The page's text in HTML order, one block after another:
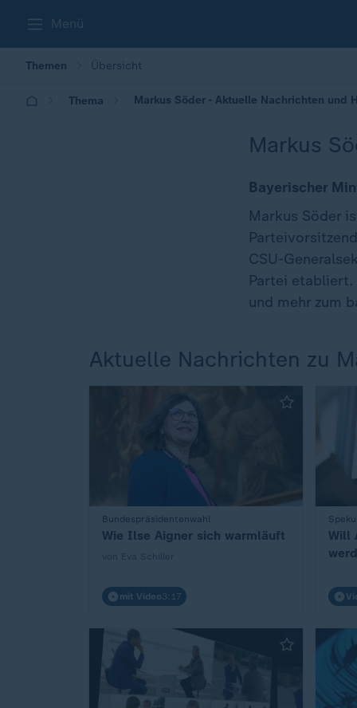
Menü
Themen Übersicht
Thema Markus Söder - Aktuelle Nachrichten und
Markus
Bayerischer
Markus Söder
CSU-
Partei etabliert.
und mehr zum
Aktuelle Nachrichten zu
Bundespräsidentenwahl
:
Wie Ilse Aigner sich warmläuft
mit Video3:17
:
Will